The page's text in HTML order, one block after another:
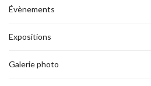
Évènements
Expositions
Galerie photo